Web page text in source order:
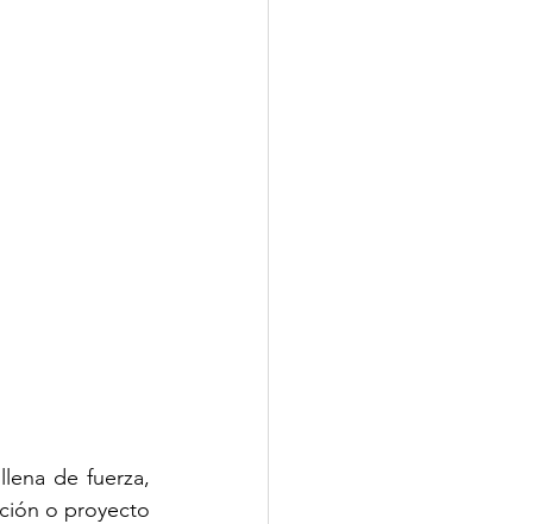
de fuerza,
o proyecto